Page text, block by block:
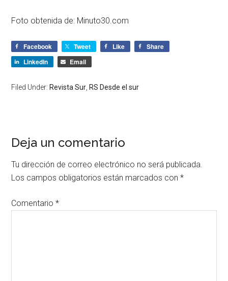
Foto obtenida de: Minuto30.com
Facebook Tweet Like
Share
LinkedIn
Email
Filed Under: Revista Sur RS Desde el sur
Deja un comentario
Tu dirección de correo electrónico no será publicada.
Los campos obligatorios están marcados con*
Comentario*